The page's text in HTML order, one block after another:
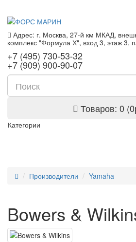
Адрес: г. Москва, 27-й км МКАД,
комплекс "Формула Х", вход 3, этаж 3,
+7 (495) 730-53-32
+7 (909) 900-90-07
Товаров: 0
Категории
Производители Yamaha
Bowers &